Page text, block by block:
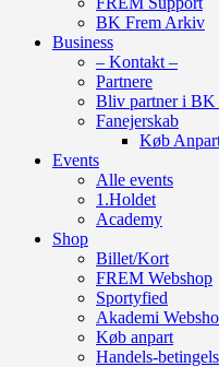
BK Frem Arkiv
Business
– Kontakt –
Partnere
Bliv partner i
Fanejerskab
Køb
Events
Alle events
1.Holdet
Academy
Shop
Billet/Kort
FREM Webshop
Sportyfied
Akademi
Køb anpart
Handels-